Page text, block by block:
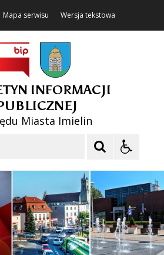
Mapa serwisu Wersja tekstowa
INFORMACJI
Miasta Imielin